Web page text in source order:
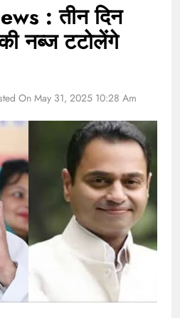
: तीन दिन
नब्ज टटोलेंगे
On May 31, 2025 10:28 Am